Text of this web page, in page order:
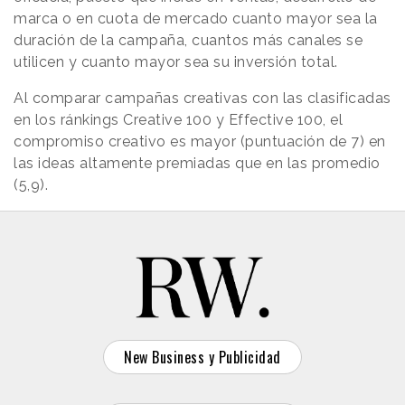
marca o en cuota de mercado cuanto mayor sea la
duración de la campaña, cuantos más canales se
utilicen y cuanto mayor sea su inversión total.
Al comparar campañas creativas con las clasificadas
en los ránkings Creative 100 y Effective 100, el
compromiso creativo es mayor (puntuación de 7) en
las ideas altamente premiadas que en las promedio
(5,9).
New Business y Publicidad